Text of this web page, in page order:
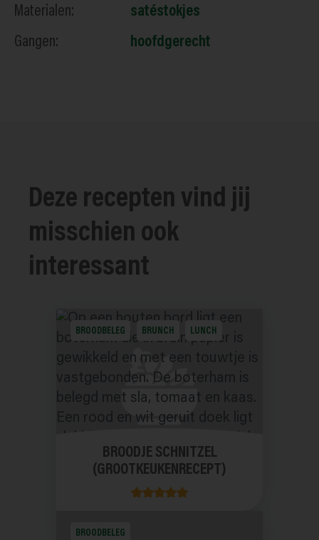
Materialen:
satéstokjes
Gangen:
hoofdgerecht
Deze recepten vind jij
misschien ook
interessant
BROODBELEG BRUNCH LUNCH
BROODJE SCHNITZEL
(GROOTKEUKENRECEPT)
BROODBELEG